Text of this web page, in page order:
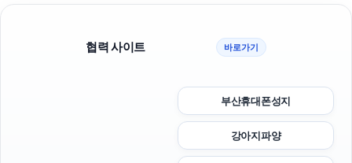
협력 사이트 바로가기
부산휴대폰성지
강아지파양